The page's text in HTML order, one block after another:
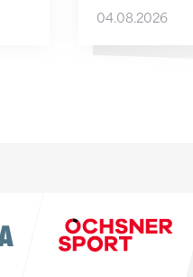
04.08.2026